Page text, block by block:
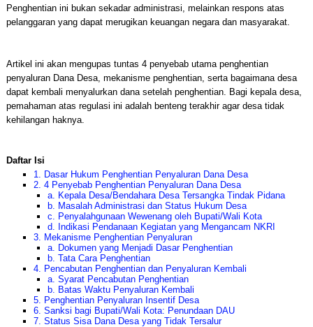
Penghentian ini bukan sekadar administrasi, melainkan respons atas
pelanggaran yang dapat merugikan keuangan negara dan masyarakat.
Artikel ini akan mengupas tuntas 4 penyebab utama penghentian
penyaluran Dana Desa, mekanisme penghentian, serta bagaimana desa
dapat kembali menyalurkan dana setelah penghentian. Bagi kepala desa,
pemahaman atas regulasi ini adalah benteng terakhir agar desa tidak
kehilangan haknya.
Daftar Isi
1. Dasar Hukum Penghentian Penyaluran Dana Desa
2. 4 Penyebab Penghentian Penyaluran Dana Desa
a. Kepala Desa/Bendahara Desa Tersangka Tindak Pidana
b. Masalah Administrasi dan Status Hukum Desa
c. Penyalahgunaan Wewenang oleh Bupati/Wali Kota
d. Indikasi Pendanaan Kegiatan yang Mengancam NKRI
3. Mekanisme Penghentian Penyaluran
a. Dokumen yang Menjadi Dasar Penghentian
b. Tata Cara Penghentian
4. Pencabutan Penghentian dan Penyaluran Kembali
a. Syarat Pencabutan Penghentian
b. Batas Waktu Penyaluran Kembali
5. Penghentian Penyaluran Insentif Desa
6. Sanksi bagi Bupati/Wali Kota: Penundaan DAU
7. Status Sisa Dana Desa yang Tidak Tersalur